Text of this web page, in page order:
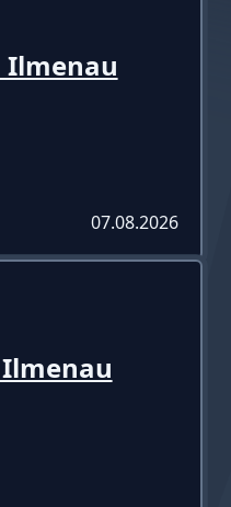
Ilmenau
07.08.2026